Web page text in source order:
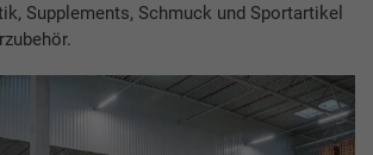
Supplements, Schmuck und Sportartikel